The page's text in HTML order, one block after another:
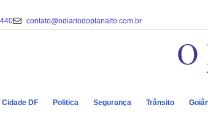
contato@odiariodoplanalto.com.br
Cidade DF Politica Segurança Trânsito